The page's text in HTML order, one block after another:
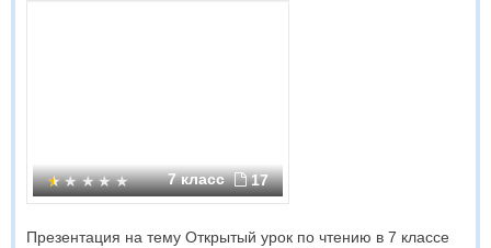
7 класс 17
Презентация на тему Открытый урок по чтению в 7 классе